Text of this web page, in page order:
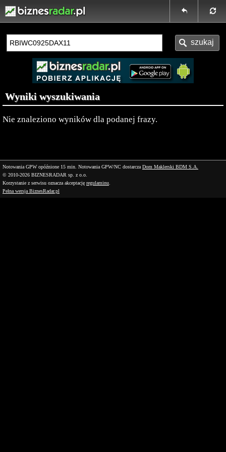
Wyniki wyszukiwania
Nie znaleziono wyników dla podanej frazy.
Notowania GPW opóźnione 15 min. Notowania GPW/NC dostarcza Dom Maklerski BDM S.A.
© 2010-2026 BIZNESRADAR sp. z o.o.
Korzystanie z serwisu oznacza akceptację regulaminu
Pełna wersja BiznesRadar.pl